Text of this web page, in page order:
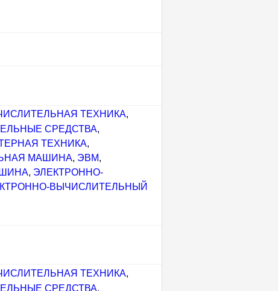
ТЕХНИКА,
СРЕДСТВА,
ТЕХНИКА,
МАШИНА, ЭВМ,
, ЭЛЕКТРОННО-
ВЫЧИСЛИТЕЛЬНЫЙ
ТЕХНИКА,
СРЕДСТВА,